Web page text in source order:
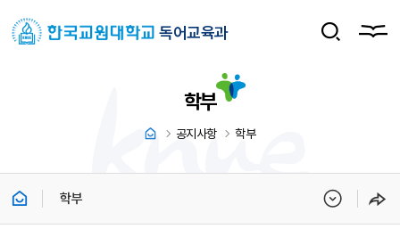
독어교육과
학부
공지사항 학부
학부